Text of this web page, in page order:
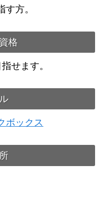
方。
格
せます。
ボックス